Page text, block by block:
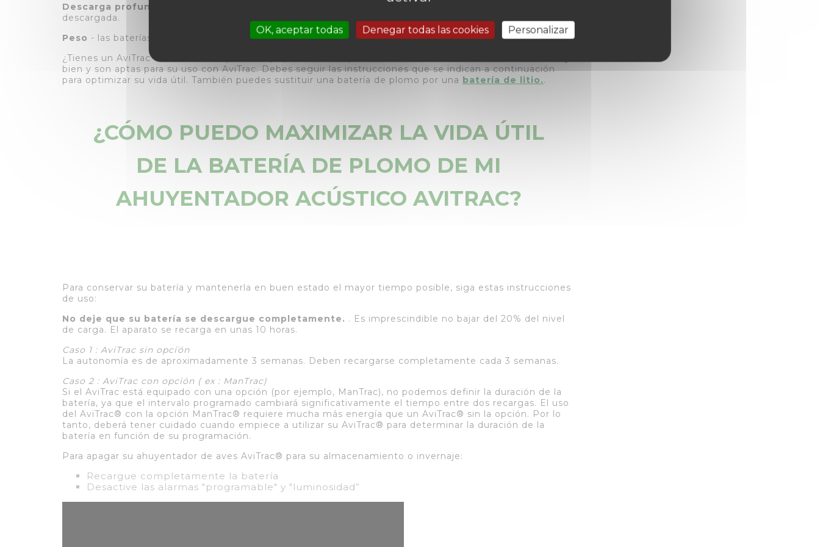
Descarga profunda
descargada.
Peso - las baterías de litio hierro fosfato son mucho más ligeras que las de plomo.
¿Tienes un AviTrac con batería de plomo? Que no cunda el pánico, estas baterías también funcionan muy
bien y son aptas para su uso con AviTrac. Debes seguir las instrucciones que se indican a continuación
para optimizar su vida útil. También puedes sustituir una batería de plomo por una batería de litio..
¿CÓMO PUEDO MAXIMIZAR LA VIDA ÚTIL
DE LA BATERÍA DE PLOMO DE MI
AHUYENTADOR ACÚSTICO AVITRAC?
Para conservar su batería y mantenerla en buen estado el mayor tiempo posible, siga estas instrucciones
de uso:
No deje que su batería se descargue completamente. . Es imprescindible no bajar del 20% del nivel
de carga. El aparato se recarga en unas 10 horas.
Caso 1 : AviTrac sin opciٙón
La autonomía es de aproximadamente 3 semanas. Deben recargarse completamente cada 3 semanas.
Caso 2 : AviTrac con opción ( ex : ManTrac)
Si el AviTrac está equipado con una opción (por ejemplo, ManTrac), no podemos definir la duración de la
batería, ya que el intervalo programado cambiará significativamente el tiempo entre dos recargas. El uso
del AviTrac® con la opción ManTrac® requiere mucha más energía que un AviTrac® sin la opción. Por lo
tanto, deberá tener cuidado cuando empiece a utilizar su AviTrac® para determinar la duración de la
batería en función de su programación.
Para apagar su ahuyentador de aves AviTrac® para su almacenamiento o invernaje:
Recargue completamente la batería
Desactive las alarmas "programable" y "luminosidad”
OK, aceptar todas Denegar todas las cookies Personalizar